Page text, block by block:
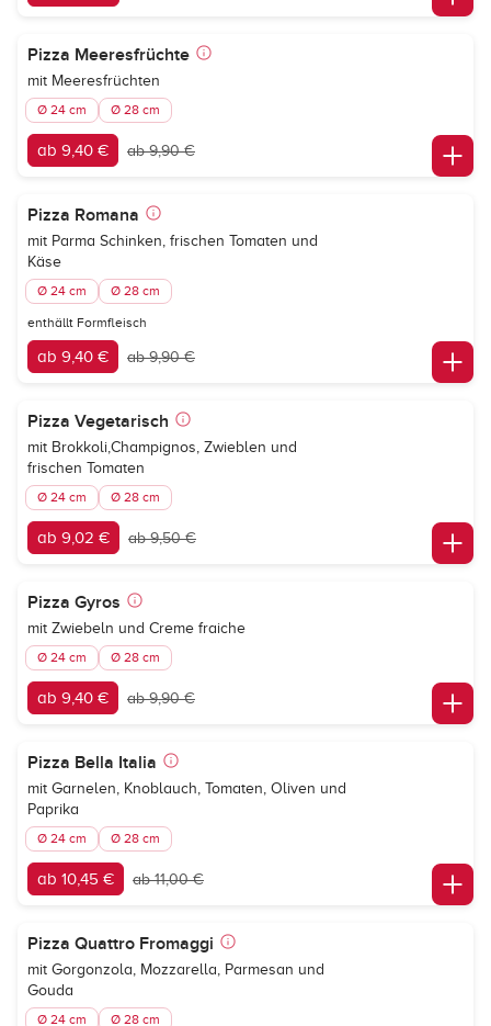
Pizza Meeresfrüchte
mit Meeresfrüchten
Ø 24 cm Ø 28 cm
ab 9,40 € ab 9,90 €
Pizza Romana
mit Parma Schinken, frischen Tomaten und
Käse
Ø 24 cm Ø 28 cm
enthällt Formfleisch
ab 9,40 € ab 9,90 €
Pizza Vegetarisch
mit Brokkoli,Champignos, Zwieblen und
frischen Tomaten
Ø 24 cm Ø 28 cm
ab 9,02 € ab 9,50 €
Pizza Gyros
mit Zwiebeln und Creme fraiche
Ø 24 cm Ø 28 cm
ab 9,40 € ab 9,90 €
Pizza Bella Italia
mit Garnelen, Knoblauch, Tomaten, Oliven und
Paprika
Ø 24 cm Ø 28 cm
ab 10,45 € ab 11,00 €
Pizza Quattro Fromaggi
mit Gorgonzola, Mozzarella, Parmesan und
Gouda
Ø 24 cm Ø 28 cm